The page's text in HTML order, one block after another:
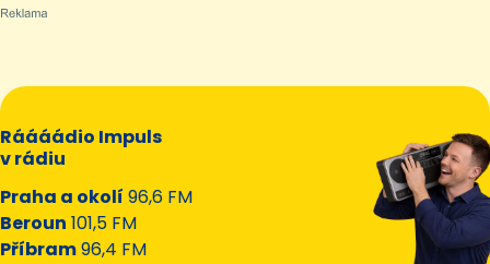
Ráááádio Impuls
v rádiu
Praha a okolí 96,6 FM
Beroun 101,5 FM
Příbram96,4 FM